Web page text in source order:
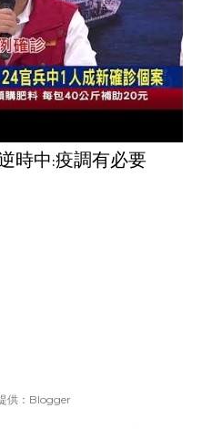
時中:疫調有必要
供：Blogger